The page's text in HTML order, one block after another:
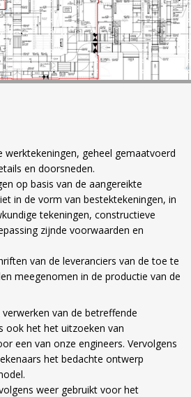
werktekeningen, geheel gemaatvoerd
en doorsneden.
op basis van de aangereikte
in de vorm van bestektekeningen, in
tekeningen, constructieve
zijnde voorwaarden en
van de leveranciers van de toe te
meegenomen in de productie van de
van de betreffende
ook het het uitzoeken van
een van onze engineers. Vervolgens
het bedachte ontwerp
weer gebruikt voor het